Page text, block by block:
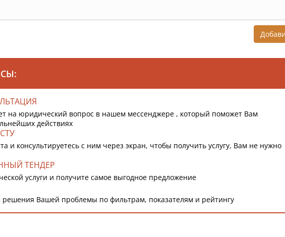
на юридический вопрос в нашем мессенджере , который поможет Вам
действиях
и консультируетесь с ним через экран, чтобы получить услугу, Вам не нужно
ТЕНДЕР
услуги и получите самое выгодное предложение
решения Вашей проблемы по фильтрам, показателям и рейтингу